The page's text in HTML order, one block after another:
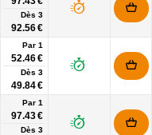
Dès 3
92.56 €
Par 1
52.46 €
Dès 3
49.84 €
Par 1
97.43 €
Dès 3